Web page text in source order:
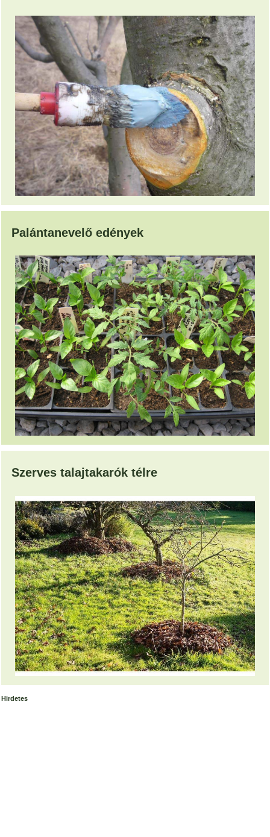
Palántanevelő edények
Szerves talajtakarók télre
Hirdetes